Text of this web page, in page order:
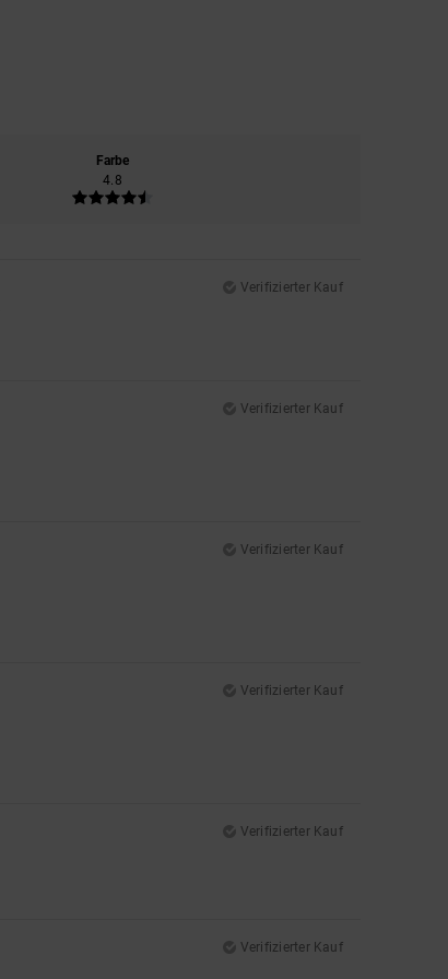
Farbe
4.8
Verifizierter Kauf
Verifizierter Kauf
Verifizierter Kauf
Verifizierter Kauf
Verifizierter Kauf
Verifizierter Kauf